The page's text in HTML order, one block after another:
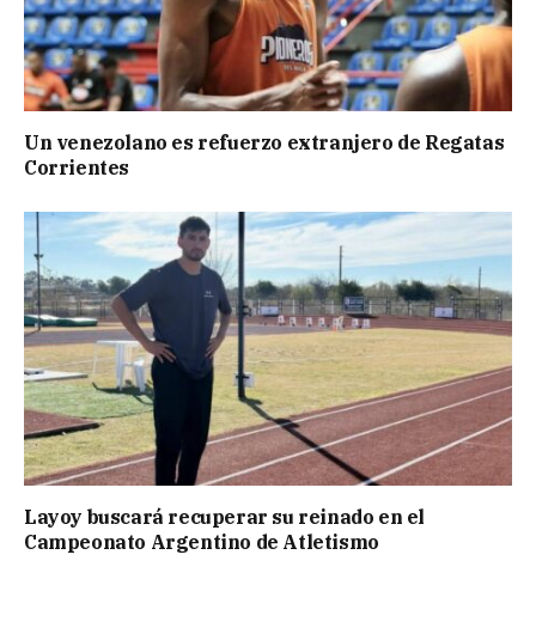
Un venezolano es refuerzo extranjero de Regatas
Corrientes
Layoy buscará recuperar su reinado en el
Campeonato Argentino de Atletismo